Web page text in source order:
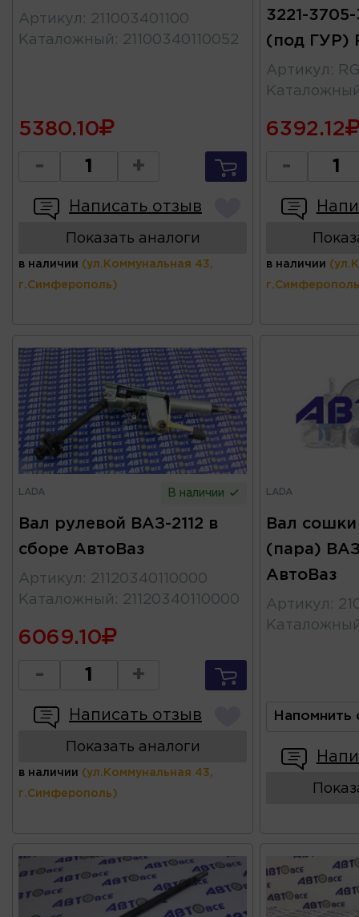
Артикул : 211003401100
Каталожный : 21100340110052
5380.10
- +
Написать отзыв
Показать аналоги
в наличии (ул.Коммунальная 43,
г.Симферополь)
3221-
(под ГУР)
Артикул :
6392.12
-
в наличии
LADA В наличии
Вал рулевой ВАЗ-2112 в
сборе АвтоВаз
Артикул : 21120340110000
Каталожный : 21120340110000
6069.10
- +
Написать отзыв
Показать аналоги
в наличии (ул.Коммунальная 43,
г.Симферополь)
LADA
Вал
(пара)
АвтоВаз
Артикул :
Напомнить